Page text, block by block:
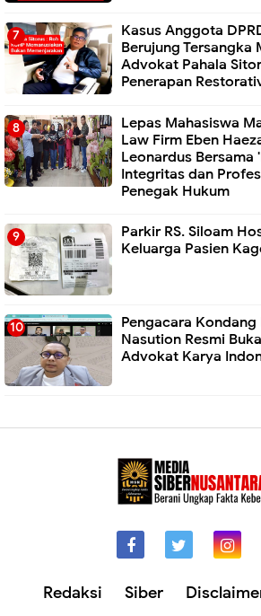
Kasus Anggota
Berujung Tersangka
Advokat Pahala
Penerapan
Lepas Mahasiswa
Law Firm Eben
Leonardus Bersama
Integritas dan
Penegak Hukum
Parkir RS. Siloam
Keluarga Pasien
Pengacara
Nasution Resmi
Advokat Karya
Redaksi Siber